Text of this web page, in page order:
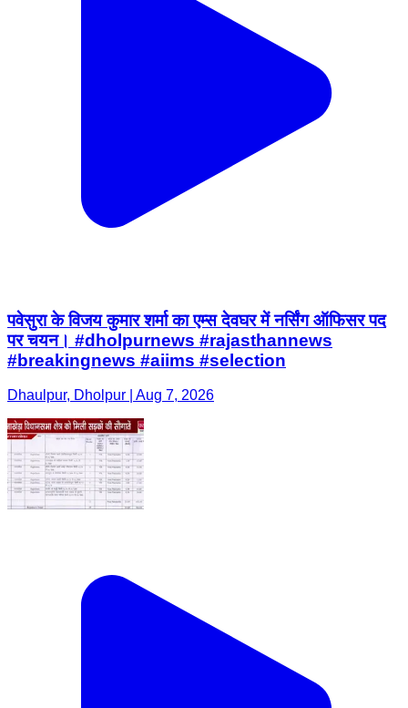
पवेसुरा के विजय कुमार शर्मा का एम्स देवघर में नर्सिंग ऑफिसर पद
पर चयन। #dholpurnews #rajasthannews
#breakingnews #aiims #selection
Dhaulpur, Dholpur | Aug 7, 2026